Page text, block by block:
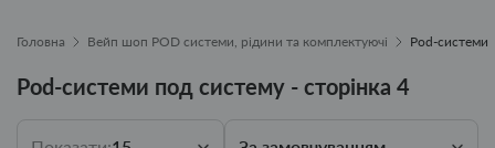
Головна Вейп шоп POD системи, рідини та комплектуючі Pod-системи
Pod-системи под систему - сторінка 4